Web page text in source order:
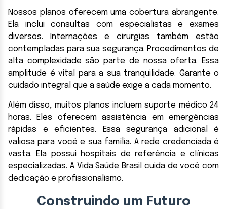
Nossos planos oferecem uma cobertura abrangente.
Ela inclui consultas com especialistas e exames
diversos. Internações e cirurgias também estão
contempladas para sua segurança. Procedimentos de
alta complexidade são parte de nossa oferta. Essa
amplitude é vital para a sua tranquilidade. Garante o
cuidado integral que a saúde exige a cada momento.
Além disso, muitos planos incluem suporte médico 24
horas. Eles oferecem assistência em emergências
rápidas e eficientes. Essa segurança adicional é
valiosa para você e sua família. A rede credenciada é
vasta. Ela possui hospitais de referência e clínicas
especializadas. A Vida Saúde Brasil cuida de você com
dedicação e profissionalismo.
Construindo um Futuro